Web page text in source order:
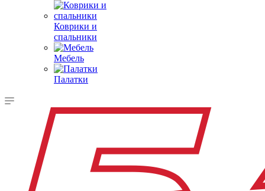
Коврики и
спальники
Мебель
Палатки